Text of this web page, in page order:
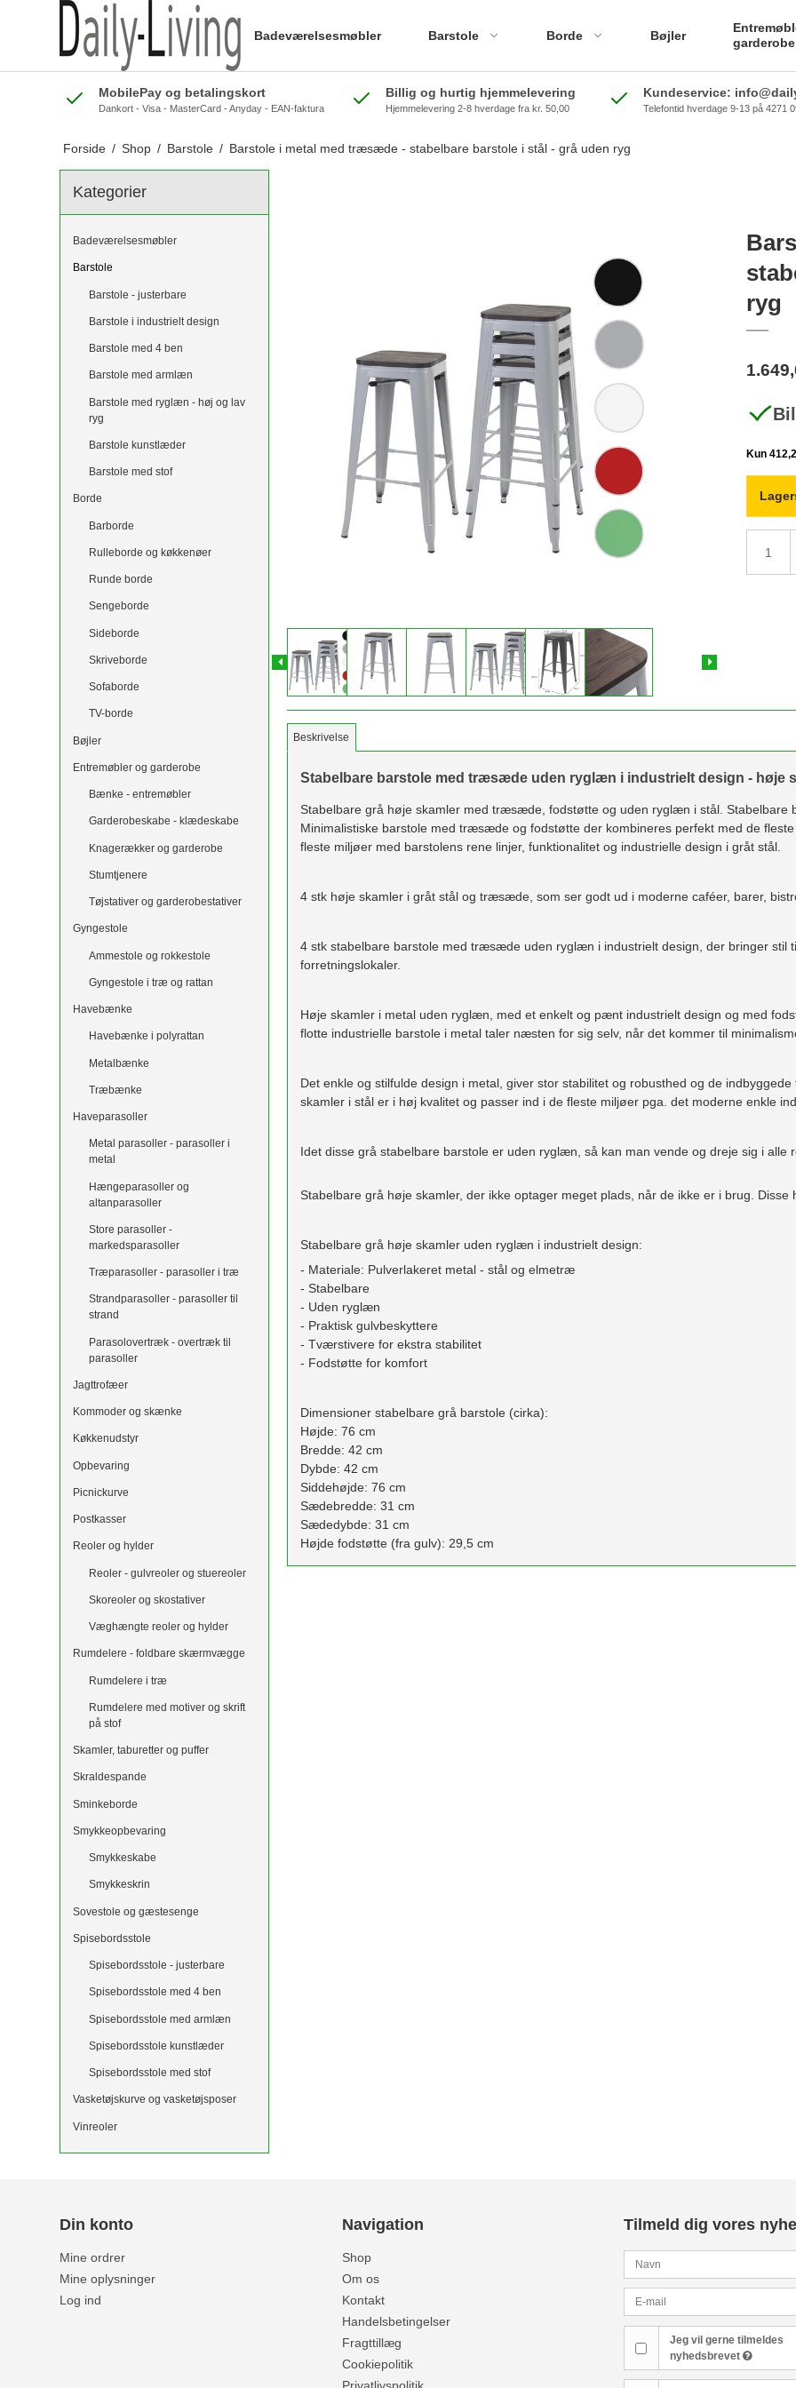
Badeværelsesmøbler Barstole Borde Bøjler
garderobe
MobilePay og betalingskort
Dankort - Visa - MasterCard - Anyday - EAN-faktura
Billig og hurtig hjemmelevering
Hjemmelevering 2-8 hverdage fra kr. 50,00
Kundeservice:
Telefontid hverdage 9-13 på 4271
Forside / Shop / Barstole / Barstole i metal med træsæde - stabelbare barstole i stål - grå uden ryg
Kategorier
Badeværelsesmøbler
Barstole
Barstole - justerbare
Barstole i industrielt design
Barstole med 4 ben
Barstole med armlæn
Barstole med ryglæn - høj og lav
ryg
Barstole kunstlæder
Barstole med stof
Borde
Barborde
Rulleborde og køkkenøer
Runde borde
Sengeborde
Sideborde
Skriveborde
Sofaborde
TV-borde
Bøjler
Entremøbler og garderobe
Bænke - entremøbler
Garderobeskabe - klædeskabe
Knagerækker og garderobe
Stumtjenere
Tøjstativer og garderobestativer
Gyngestole
Ammestole og rokkestole
Gyngestole i træ og rattan
Havebænke
Havebænke i polyrattan
Metalbænke
Træbænke
Haveparasoller
Metal parasoller - parasoller i
metal
Hængeparasoller og
altanparasoller
Store parasoller -
markedsparasoller
Træparasoller - parasoller i træ
Strandparasoller - parasoller til
strand
Parasolovertræk - overtræk til
parasoller
Jagttrofæer
Kommoder og skænke
Køkkenudstyr
Opbevaring
Picnickurve
Postkasser
Reoler og hylder
Reoler - gulvreoler og stuereoler
Skoreoler og skostativer
Væghængte reoler og hylder
Rumdelere - foldbare skærmvægge
Rumdelere i træ
Rumdelere med motiver og skrift
på stof
Skamler, taburetter og puffer
Skraldespande
Sminkeborde
Smykkeopbevaring
Smykkeskabe
Smykkeskrin
Sovestole og gæstesenge
Spisebordsstole
Spisebordsstole - justerbare
Spisebordsstole med 4 ben
Spisebordsstole med armlæn
Spisebordsstole kunstlæder
Spisebordsstole med stof
Vasketøjskurve og vasketøjsposer
Vinreoler
ryg
Beskrivelse
Stabelbare barstole med træsæde uden ryglæn i industrielt design - høje
Stabelbare grå høje skamler med træsæde, fodstøtte og uden ryglæn i stål. Stabelbare
Minimalistiske barstole med træsæde og fodstøtte der kombineres perfekt med de
fleste miljøer med barstolens rene linjer, funktionalitet og industrielle design i gråt stål.
4 stk høje skamler i gråt stål og træsæde, som ser godt ud i moderne caféer, barer,
4 stk stabelbare barstole med træsæde uden ryglæn i industrielt design, der bringer stil
forretningslokaler.
Høje skamler i metal uden ryglæn, med et enkelt og pænt industrielt design og med
flotte industrielle barstole i metal taler næsten for sig selv, når det kommer til
Det enkle og stilfulde design i metal, giver stor stabilitet og robusthed og de
skamler i stål er i høj kvalitet og passer ind i de fleste miljøer pga. det moderne enkle
Idet disse grå stabelbare barstole er uden ryglæn, så kan man vende og dreje sig i alle
Stabelbare grå høje skamler, der ikke optager meget plads, når de ikke er i brug.
Stabelbare grå høje skamler uden ryglæn i industrielt design:
- Materiale: Pulverlakeret metal - stål og elmetræ
- Stabelbare
- Uden ryglæn
- Praktisk gulvbeskyttere
- Tværstivere for ekstra stabilitet
- Fodstøtte for komfort
Dimensioner stabelbare grå barstole (cirka):
Højde: 76 cm
Bredde: 42 cm
Dybde: 42 cm
Siddehøjde: 76 cm
Sædebredde: 31 cm
Sædedybde: 31 cm
Højde fodstøtte (fra gulv): 29,5 cm
Din konto
Mine ordrer
Mine oplysninger
Log ind
Navigation
Shop
Om os
Kontakt
Handelsbetingelser
Fragttillæg
Cookiepolitik
Privatlivspolitik
Tilmeld dig vores
Jeg vil gerne tilmeldes
nyhedsbrevet